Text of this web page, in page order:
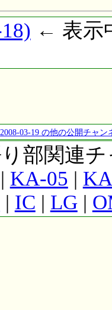
← 表示
2008-03-19 の他の公開チャン
り部関連
| KA-05 |
| IC | LG|